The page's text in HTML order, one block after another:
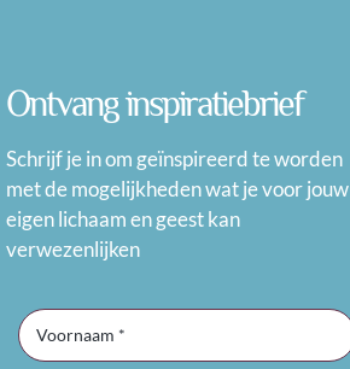
Ontvang inspiratiebrief
Schrijf je in om geïnspireerd te worden
met de mogelijkheden wat je voor jouw
eigen lichaam en geest kan
verwezenlijken